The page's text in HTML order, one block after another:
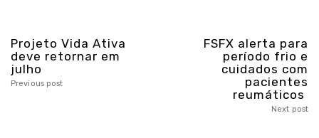
Projeto Vida Ativa
deve retornar em
julho
Previous post
FSFX alerta para
período frio e
cuidados com
pacientes
reumáticos
Next post